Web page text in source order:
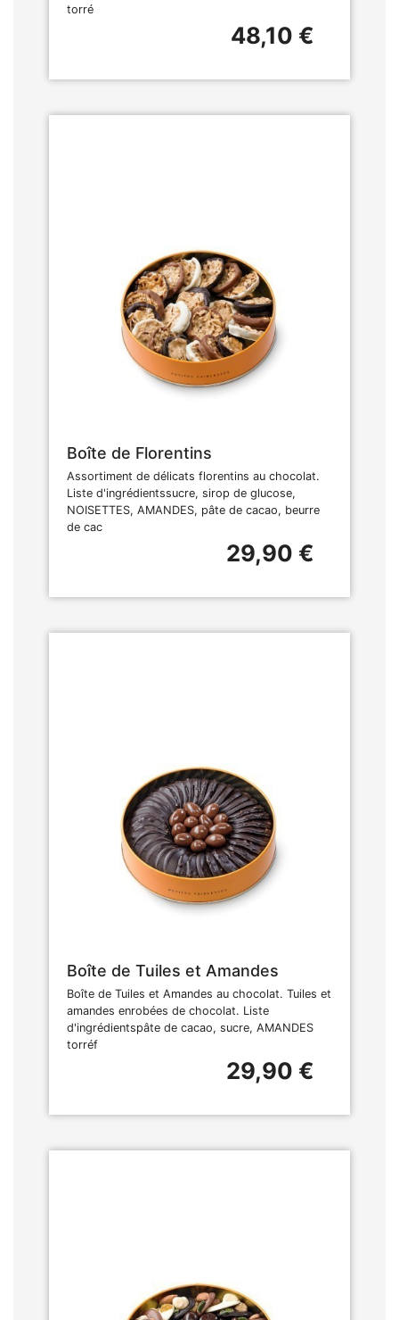
torré
48,10 €
Boîte de Florentins
Assortiment de délicats florentins au chocolat.
Liste d'ingrédientssucre, sirop de glucose,
NOISETTES, AMANDES, pâte de cacao, beurre
de cac
29,90 €
Boîte de Tuiles et Amandes
Boîte de Tuiles et Amandes au chocolat. Tuiles et
amandes enrobées de chocolat. Liste
d'ingrédientspâte de cacao, sucre, AMANDES
torréf
29,90 €